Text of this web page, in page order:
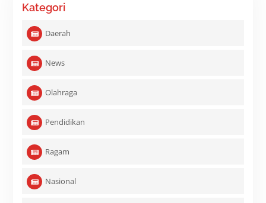
Kategori
Daerah
News
Olahraga
Pendidikan
Ragam
Nasional